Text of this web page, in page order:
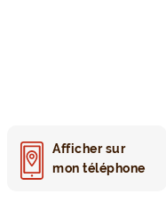
Afficher sur
mon téléphone